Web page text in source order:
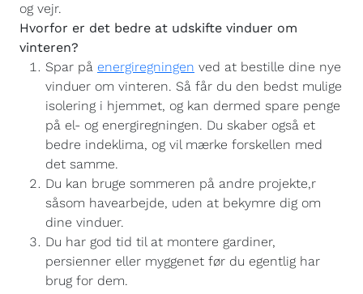
og vejr.
Hvorfor er det bedre at udskifte vinduer om
vinteren?
Spar på energiregningen ved at bestille dine nye
vinduer om vinteren. Så får du den bedst mulige
isolering i hjemmet, og kan dermed spare penge
på el- og energiregningen. Du skaber også et
bedre indeklima, og vil mærke forskellen med
det samme.
Du kan bruge sommeren på andre projekte,r
såsom havearbejde, uden at bekymre dig om
dine vinduer.
Du har god tid til at montere gardiner,
persienner eller myggenet før du egentlig har
brug for dem.